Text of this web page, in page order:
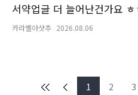
서약업글 더 늘어난건가요 ㅎ
카라멜아샷추 2026.08.06
1 2 3